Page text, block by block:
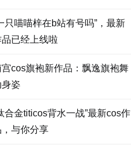
只喵喵梓在b站有号吗”，最新
品已经上线啦
宫cos旗袍新作品：飘逸旗袍舞
身姿
合金titicos背水一战”最新cos作
，与你分享